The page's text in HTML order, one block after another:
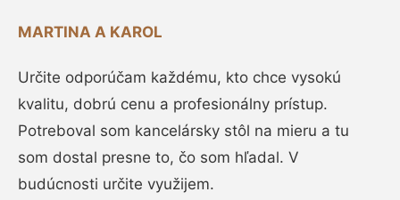
MARTINA A KAROL
Určite odporúčam každému, kto chce vysokú
kvalitu, dobrú cenu a profesionálny prístup.
Potreboval som kancelársky stôl na mieru a tu
som dostal presne to, čo som hľadal. V
budúcnosti určite využijem.